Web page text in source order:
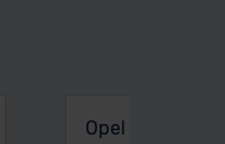
Opel Astra